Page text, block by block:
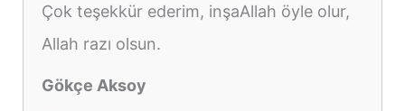
Çok teşekkür ederim, inşaAllah öyle olur,
Allah razı olsun.
Gökçe Aksoy